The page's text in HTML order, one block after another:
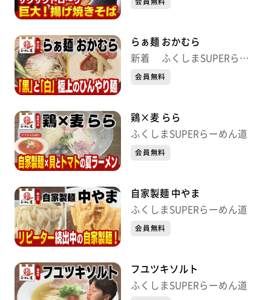
らぁ麺 おかむら
新着 ふくしまSUPERらー
めん道
会員無料
鶏×麦 らら
ふくしまSUPERらーめん道
会員無料
自家製麺 中やま
ふくしまSUPERらーめん道
会員無料
フユツキソルト
ふくしまSUPERらーめん道